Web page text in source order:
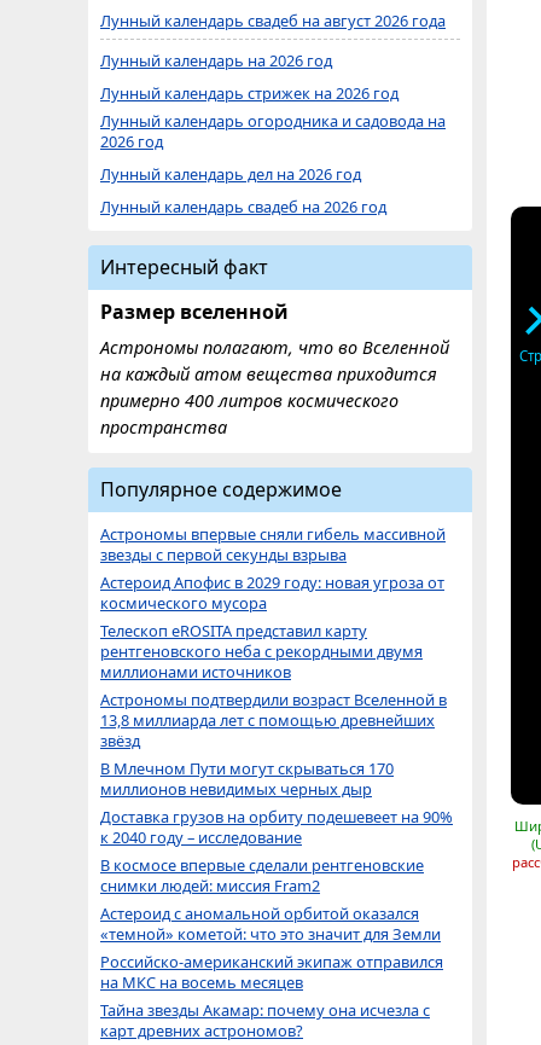
Лунный календарь свадеб на август 2026 года
Лунный календарь на 2026 год
Лунный календарь стрижек на 2026 год
Лунный календарь огородника и садовода на
2026 год
Лунный календарь дел на 2026 год
Лунный календарь свадеб на 2026 год
Интересный факт
Размер вселенной
Астрономы полагают, что во Вселенной
на каждый атом вещества приходится
примерно 400 литров космического
пространства
Популярное содержимое
Астрономы впервые сняли гибель массивной
звезды с первой секунды взрыва
Астероид Апофис в 2029 году: новая угроза от
космического мусора
Телескоп eROSITA представил карту
рентгеновского неба с рекордными двумя
миллионами источников
Астрономы подтвердили возраст Вселенной в
13,8 миллиарда лет с помощью древнейших
звёзд
В Млечном Пути могут скрываться 170
миллионов невидимых черных дыр
Доставка грузов на орбиту подешевеет на 90%
к 2040 году – исследование
В космосе впервые сделали рентгеновские
снимки людей: миссия Fram2
Астероид с аномальной орбитой оказался
«темной» кометой: что это значит для Земли
Российско-американский экипаж отправился
на МКС на восемь месяцев
Тайна звезды Акамар: почему она исчезла с
карт древних астрономов?